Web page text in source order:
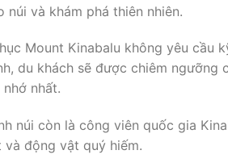
núi và khám phá thiên nhiên.
Mount Kinabalu không yêu cầu
du khách sẽ được chiêm ngưỡng
nhất.
núi còn là công viên quốc gia
động vật quý hiếm.